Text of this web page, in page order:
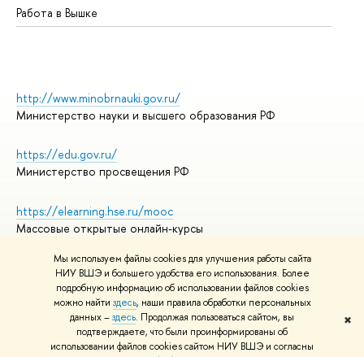
Мы используем файлы cookies для улучшения работы сайта
НИУ ВШЭ и большего удобства его использования. Более
подробную информацию об использовании файлов cookies
можно найти здесь, наши правила обработки персональных
данных –здесь. Продолжая пользоваться сайтом, вы
подтверждаете, что были проинформированы об
использовании файлов cookies сайтом НИУ ВШЭ и согласны
✖
Работа в Вышке
http://www.minobrnauki.gov.ru/
Министерство науки и высшего образования РФ
https://edu.gov.ru/
Министерство просвещения РФ
https://elearning.hse.ru/mooc
Массовые открытые онлайн-курсы
© НИУ ВШЭ 1993–2026
Адреса и контакты
Условия использования материалов
Политика конфиденциальности
Правила применения рекомендательных технологий в НИУ ВШЭ